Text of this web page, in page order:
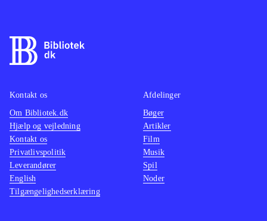
Kontakt os
Om Bibliotek.dk
Hjælp og vejledning
Kontakt os
Privatlivspolitik
Leverandører
English
Tilgængelighedserklæring
Afdelinger
Bøger
Artikler
Film
Musik
Spil
Noder